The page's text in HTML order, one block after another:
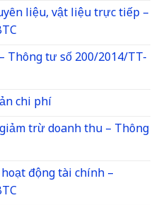
liệu, vật liệu trực tiếp –
Thông tư số 200/2014/TT-
chi phí
trừ doanh thu – Thông
động tài chính –